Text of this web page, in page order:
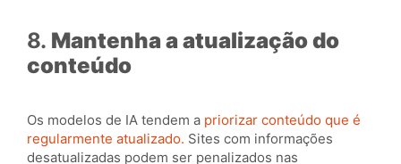
8. Mantenha a atualização do
conteúdo
Os modelos de IA tendem a priorizar conteúdo que é
regularmente atualizado. Sites com informações
desatualizadas podem ser penalizados nas